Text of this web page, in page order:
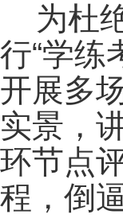
为杜
行“学练
开展多
实景，
环节点
程，倒